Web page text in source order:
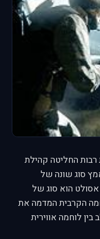
רבות החליטה קהילת
סוג שונה של
הוא סוג של
הקרבית המדמה את
לוחמה אווירית